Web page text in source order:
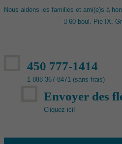
Nous aidons les familles et ami(e)s à
60 boul. Pie IX,
450 777-1414
1 888 367-8471 (sans frais)
Envoyer des
Cliquez ici!